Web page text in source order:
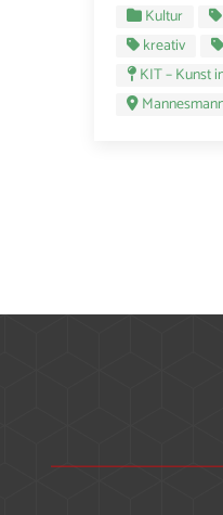
Kultur
kreativ
KIT – Kunst